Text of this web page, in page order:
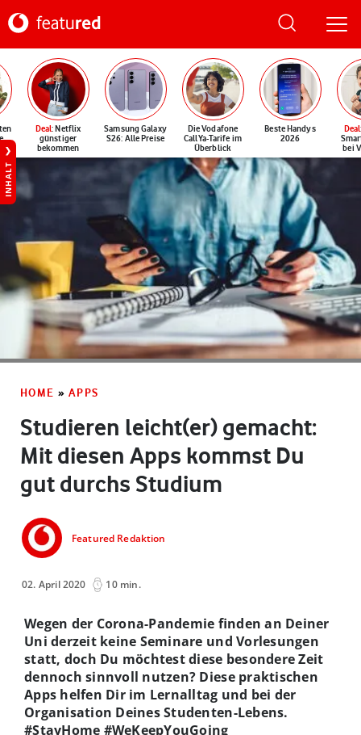
Deal: Netflix
günstiger
bekommen
Samsung Galaxy
S26: Alle Preise
Die Vodafone
CallYa-Tarife im
Überblick
Beste Handys
2026
Deal
bei
INHALT
HOME » APPS
Studieren leicht(er) gemacht:
Mit diesen Apps kommst Du
gut durchs Studium
Featured Redaktion
02. April 2020 10 min.
Wegen der Corona-Pandemie finden an Deiner
Uni derzeit keine Seminare und Vorlesungen
statt, doch Du möchtest diese besondere Zeit
dennoch sinnvoll nutzen? Diese praktischen
Apps helfen Dir im Lernalltag und bei der
Organisation Deines Studenten-Lebens.
#StayHome #WeKeepYouGoing